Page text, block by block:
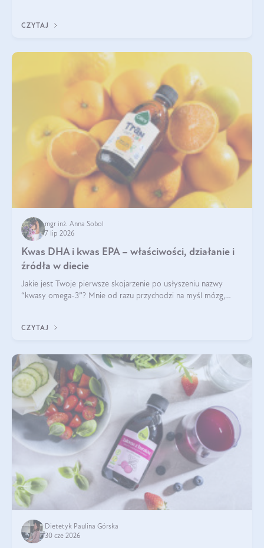
CZYTAJ
mgr inż. Anna Sobol
7 lip 2026
Kwas DHA i kwas EPA – właściwości, działanie i
źródła w diecie
Jakie jest Twoje pierwsze skojarzenie po usłyszeniu nazwy
“kwasy omega-3”? Mnie od razu przychodzi na myśl mózg,
EPA.
CZYTAJ
Dietetyk Paulina Górska
30 cze 2026